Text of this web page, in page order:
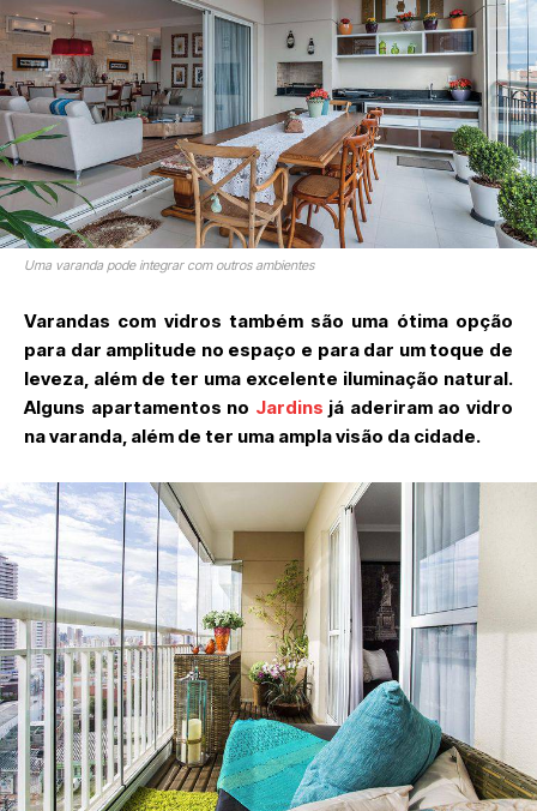
Uma varanda pode integrar com outros ambientes
Varandas com vidros também são uma ótima opção
para dar amplitude no espaço e para dar um toque de
leveza, além de ter uma excelente iluminação natural.
Alguns apartamentos no Jardins já aderiram ao vidro
na varanda, além de ter uma ampla visão da cidade.